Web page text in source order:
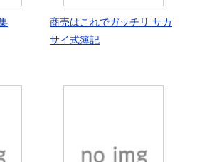
商売はこれでガッチリ サカ
サイ式簿記